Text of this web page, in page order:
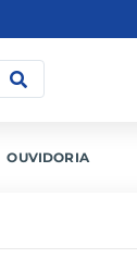
OUVIDORIA